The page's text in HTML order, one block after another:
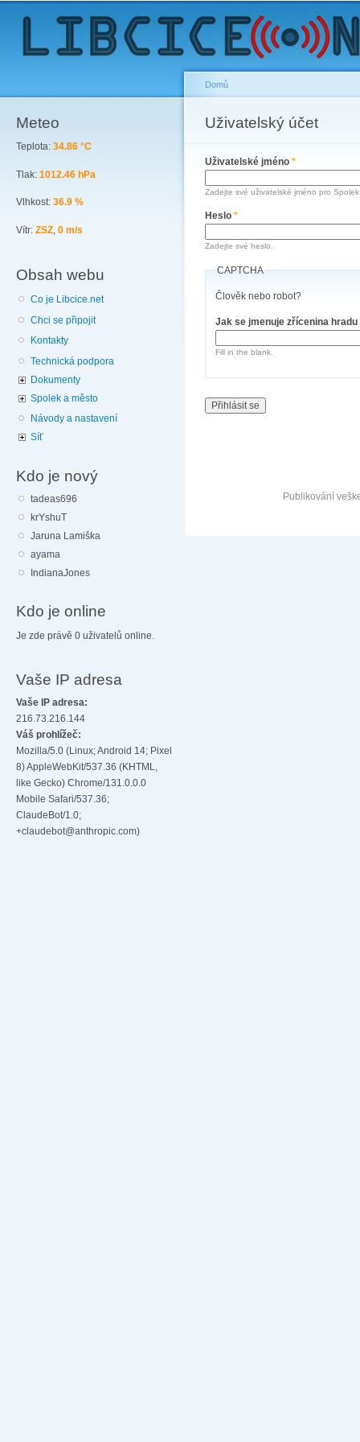
Meteo
Teplota: 34.86 °C
Tlak: 1012.46 hPa
Vlhkost: 36.9 %
Vítr: ZSZ, 0 m/s
Obsah webu
Co je Libcice.net
Chci se připojit
Kontakty
Technická podpora
Dokumenty
Spolek a město
Návody a nastavení
Síť
Kdo je nový
tadeas696
krYshuT
Jaruna Lamiška
ayama
IndianaJones
Kdo je online
Je zde právě 0 uživatelů online.
Vaše IP adresa
Vaše IP adresa:
216.73.216.144
Váš prohlížeč:
Mozilla/5.0 (Linux; Android 14; Pixel
8) AppleWebKit/537.36 (KHTML,
like Gecko) Chrome/131.0.0.0
Mobile Safari/537.36;
ClaudeBot/1.0;
+claudebot@anthropic.com)
You are here
Domů
Uživatelský účet
Primary tabs
Uživatelské jméno *
Zadejte své uživatelské jméno pro
Heslo *
Zadejte své heslo.
CAPTCHA
Člověk nebo robot?
Jak se jmenuje zřícenina
Fill in the blank.
Publikování